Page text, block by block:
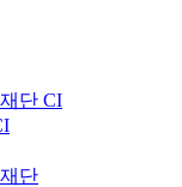
단 CI
단